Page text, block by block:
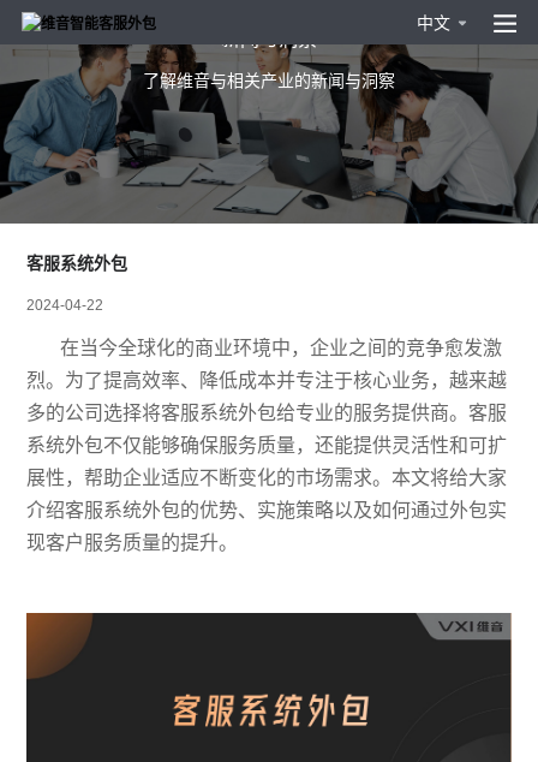
中文
了解维音与相关产业的新闻与洞察
客服系统外包
2024-04-22
在当今全球化的商业环境中，企业之间的竞争愈发激
烈。为了提高效率、降低成本并专注于核心业务，越来越
多的公司选择将客服系统外包给专业的服务提供商。客服
系统外包不仅能够确保服务质量，还能提供灵活性和可扩
展性，帮助企业适应不断变化的市场需求。本文将给大家
介绍客服系统外包的优势、实施策略以及如何通过外包实
现客户服务质量的提升。